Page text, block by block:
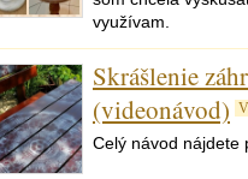
využívam.
Skrášlenie
(videonávod)
Celý návod nájdete